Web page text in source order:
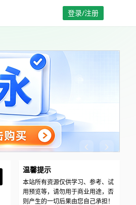
登录/注册
温馨提示
本站所有资源仅供学习、参考、试
用预览等，请勿用于商业用途，否
则产生的一切后果由您自己承担！